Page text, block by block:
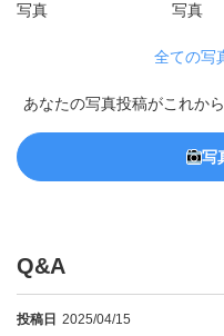
全ての写
あなたの写真投稿がこれか
写
Q&A
投稿日 2025/04/15